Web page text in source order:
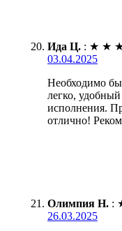
Ида Ц. : ★ ★
03.04.2025
Необходимо
легко, удобный
исполнения.
отлично!
Олимпия Н. :
26.03.2025